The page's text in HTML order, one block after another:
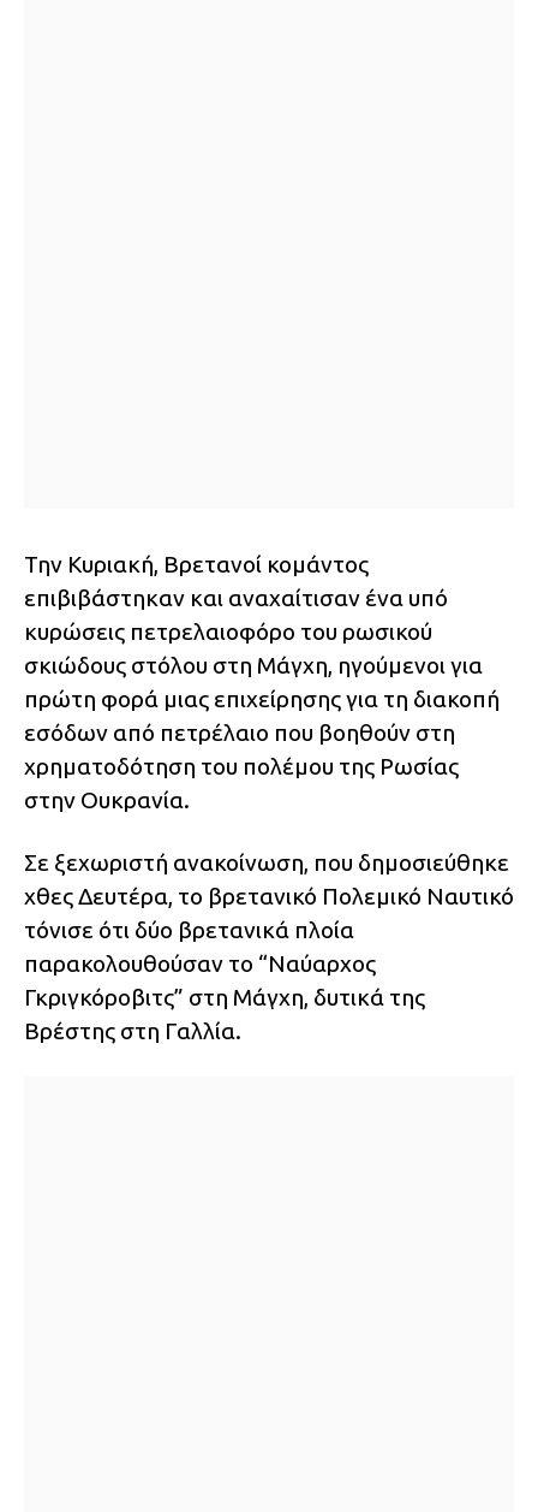
Την Κυριακή, Βρετανοί κομάντος
επιβιβάστηκαν και αναχαίτισαν ένα υπό
κυρώσεις πετρελαιοφόρο του ρωσικού
σκιώδους στόλου στη Μάγχη, ηγούμενοι για
πρώτη φορά μιας επιχείρησης για τη διακοπή
εσόδων από πετρέλαιο που βοηθούν στη
χρηματοδότηση του πολέμου της Ρωσίας
στην Ουκρανία.
Σε ξεχωριστή ανακοίνωση, που δημοσιεύθηκε
χθες Δευτέρα, το βρετανικό Πολεμικό Ναυτικό
τόνισε ότι δύο βρετανικά πλοία
παρακολουθούσαν το “Ναύαρχος
Γκριγκόροβιτς” στη Μάγχη, δυτικά της
Βρέστης στη Γαλλία.